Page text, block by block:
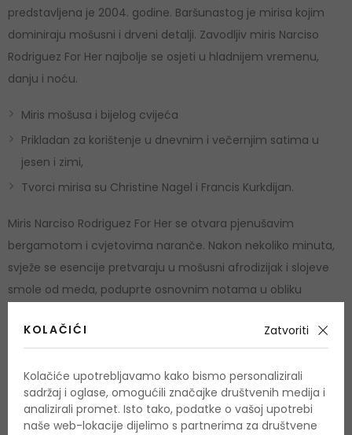
predstavljena je 2004. godine. Baršunastog je mirisa kojim
dominiraju mošusni i drveni detalji. Zavodljiv miris Narciso
Rodriguez For Her najbolje se osjeti u hladnijem vremenu,
danju i noću.
Miris mošusa i bijelog cvijeća
Prikladan za korištenje u dnevnim i večernjim satima u
jesen i zimi,
Tvorci mirisa su Christine Nagel i Francis Kurkdijan.
Miris Narciso Rodriguez For Her se otvara pjenušavim
bergamotom i cvjetovima naranče. Nakon nekoliko minuta,
svježe se esencije pretvaraju u mošusni afrodizijak i slojeve
smole od meda, poduprte osnovnim notama u obliku
Upotreba
Parfemski proizvodi namijenjeni su odraslima. Sadrže alkohol,
zapaljivi su i, ako se pogrešno koriste, također su opasni.
KOLAČIĆI Zatvoriti
Kolačiće upotrebljavamo kako bismo personalizirali
sadržaj i oglase, omogućili značajke društvenih medija i
analizirali promet. Isto tako, podatke o vašoj upotrebi
naše web-lokacije dijelimo s partnerima za društvene